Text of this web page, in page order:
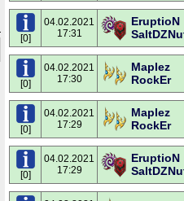
[0]
04.02.2021
17:31
EruptioN
[0]
04.02.2021
17:30
Maplez
RockEr
[0]
04.02.2021
17:29
Maplez
RockEr
[0]
04.02.2021
17:29
EruptioN